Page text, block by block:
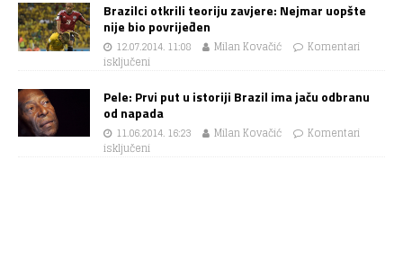
Brazilci otkrili teoriju zavjere: Nejmar uopšte
nije bio povrijeđen
12.07.2014. 11:08 Milan Kovačić
Komentari
isključeni
Pele: Prvi put u istoriji Brazil ima jaču odbranu
od napada
11.06.2014. 16:23 Milan Kovačić
Komentari
isključeni